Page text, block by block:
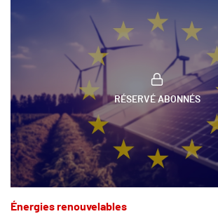
RÉSERVÉ ABONNÉS
Énergies renouvelables